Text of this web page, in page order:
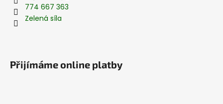
774 667 363
Zelená síla
Přijímáme online platby